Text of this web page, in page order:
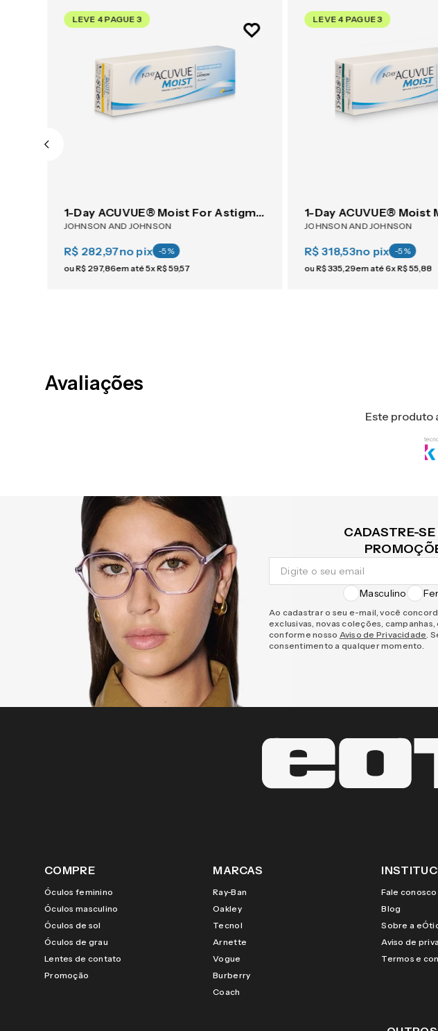
LEVE 4 PAGUE 3
1-Day ACUVUE® Moist For Astigmatism 30
JOHNSON AND JOHNSON
R$ 282,97no pix -5%
ouR$ 297,86em até5xR$59,57
LEVE 4 PAGUE 3
JOHNSON AND JOHNSON
R$ 318,53no pix -5%
ouR$335 29em até6xR$55 ,88
Avaliações
Este produto
CADASTRE-SE
Masculino
Ao cadastrar o seu e-mail, você
exclusivas, novas coleções,
conforme nosso Aviso de Privacidade.
consentimento a qualquer momento.
COMPRE
Óculos feminino
Óculos masculino
Óculos de sol
Óculos de grau
Lentes de contato
Promoção
MARCAS
Ray-Ban
Oakley
Tecnol
Arnette
Vogue
Burberry
Coach
Fale conosco
Blog
Sobre a
Aviso de
Termos e